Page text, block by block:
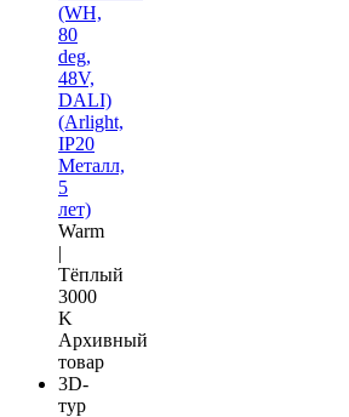
(WH,
80
deg,
48V,
DALI)
(Arlight,
IP20
Металл,
5
лет)
Warm
|
Тёплый
3000
K
Архивный
товар
3D-
тур